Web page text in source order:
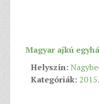
Magyar ajkú
Helyszín:
Kategóriák: